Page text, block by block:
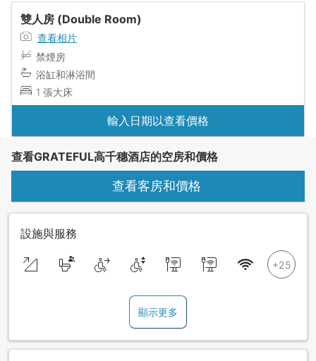
雙人房 (Double Room)
查看相片
禁煙房
浴缸和淋浴間
1 張大床
輸入日期以查看價格
查看GRATEFUL高千穗酒店的空房和價格
查看客房和價格
設施與服務
顯示更多